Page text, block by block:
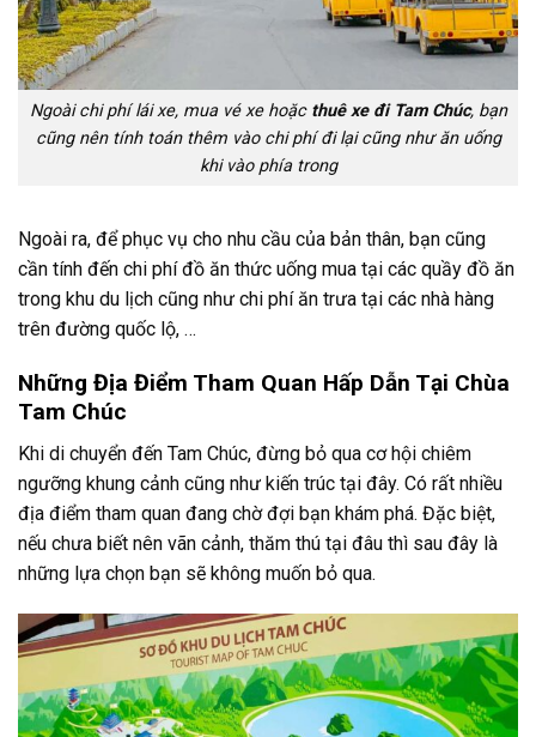
Ngoài chi phí lái xe, mua vé xe hoặc thuê xe đi Tam Chúc, bạn
cũng nên tính toán thêm vào chi phí đi lại cũng như ăn uống
khi vào phía trong
Ngoài ra, để phục vụ cho nhu cầu của bản thân, bạn cũng
cần tính đến chi phí đồ ăn thức uống mua tại các quầy đồ ăn
trong khu du lịch cũng như chi phí ăn trưa tại các nhà hàng
trên đường quốc lộ, …
Những Địa Điểm Tham Quan Hấp Dẫn Tại Chùa
Tam Chúc
Khi di chuyển đến Tam Chúc, đừng bỏ qua cơ hội chiêm
ngưỡng khung cảnh cũng như kiến trúc tại đây. Có rất nhiều
địa điểm tham quan đang chờ đợi bạn khám phá. Đặc biệt,
nếu chưa biết nên vãn cảnh, thăm thú tại đâu thì sau đây là
những lựa chọn bạn sẽ không muốn bỏ qua.